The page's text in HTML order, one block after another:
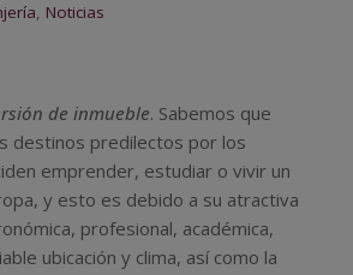
, Noticias
de inmueble. Sabemos que
destinos predilectos por los
emprender, estudiar o vivir un
y esto es debido a su atractiva
profesional, académica,
ubicación y clima, así como la